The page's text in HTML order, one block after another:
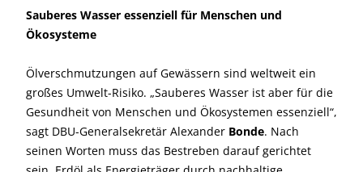
Sauberes Wasser essenziell für Menschen und
Ökosysteme
Ölverschmutzungen auf Gewässern sind weltweit ein
großes Umwelt-Risiko. „Sauberes Wasser ist aber für die
Gesundheit von Menschen und Ökosystemen essenziell“,
sagt DBU-Generalsekretär Alexander Bonde. Nach
seinen Worten muss das Bestreben darauf gerichtet